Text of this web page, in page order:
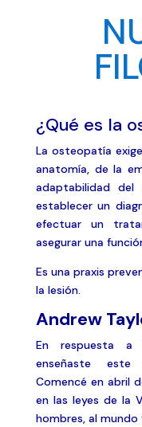
¿Qué es la
La osteopatía
anatomía, de la
adaptabilidad
establecer un
efectuar un
asegurar una
Es una praxis
la lesión.
Andrew
En respuesta a
enseñaste este
Comencé en abril
en las leyes de la
hombres, al